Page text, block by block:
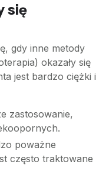
się
gdy inne metody
okazały się
jest bardzo ciężki i
zastosowanie,
poważne
często traktowane